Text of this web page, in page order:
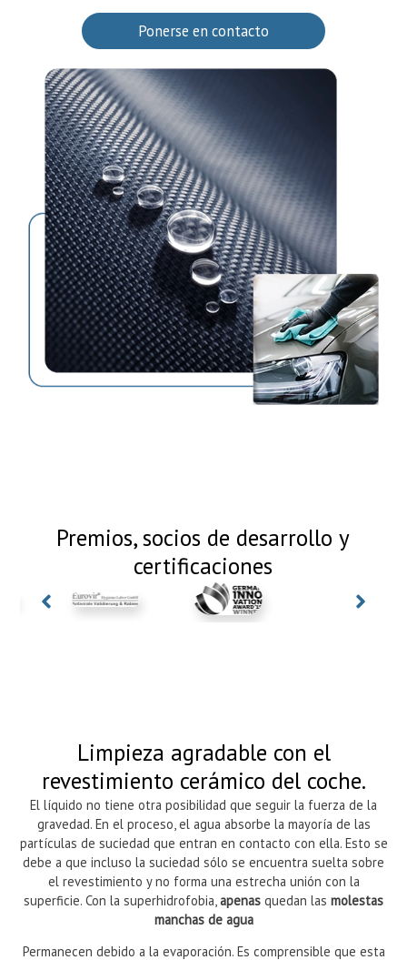
Ponerse en contacto
Premios, socios de desarrollo y
certificaciones
Limpieza agradable con el
revestimiento cerámico del coche.
El líquido no tiene otra posibilidad que seguir la fuerza de la
gravedad. En el proceso, el agua absorbe la mayoría de las
partículas de suciedad que entran en contacto con ella. Esto se
debe a que incluso la suciedad sólo se encuentra suelta sobre
el revestimiento y no forma una estrecha unión con la
superficie. Con la superhidrofobia,apenas
manchas de agua